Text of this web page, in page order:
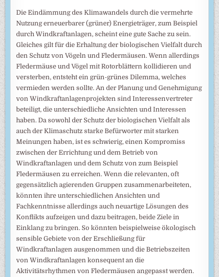
Die Eindämmung des Klimawandels durch die vermehrte
Nutzung erneuerbarer (grüner) Energieträger, zum Beispiel
durch Windkraftanlagen, scheint eine gute Sache zu sein.
Gleiches gilt für die Erhaltung der biologischen Vielfalt durch
den Schutz von Vögeln und Fledermäusen. Wenn allerdings
Fledermäuse und Vögel mit Rotorblättern kollidieren und
versterben, entsteht ein grün-grünes Dilemma, welches
vermieden werden sollte. An der Planung und Genehmigung
von Windkraftanlagenprojekten sind Interessenvertreter
beteiligt, die unterschiedliche Ansichten und Interessen
haben. Da sowohl der Schutz der biologischen Vielfalt als
auch der Klimaschutz starke Befürworter mit starken
Meinungen haben, ist es schwierig, einen Kompromiss
zwischen der Errichtung und dem Betrieb von
Windkraftanlagen und dem Schutz von zum Beispiel
Fledermäusen zu erreichen. Wenn die relevanten, oft
gegensätzlich agierenden Gruppen zusammenarbeiteten,
könnten ihre unterschiedlichen Ansichten und
Fachkenntnisse allerdings auch neuartige Lösungen des
Konflikts aufzeigen und dazu beitragen, beide Ziele in
Einklang zu bringen. So könnten beispielweise ökologisch
sensible Gebiete von der Erschließung für
Windkraftanlagen ausgenommen und die Betriebszeiten
von Windkraftanlagen konsequent an die
Aktivitätsrhythmen von Fledermäusen angepasst werden.